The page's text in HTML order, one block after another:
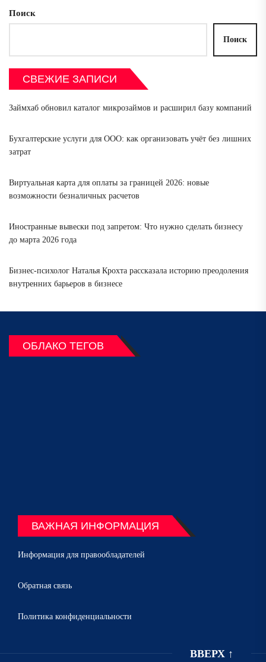
Поиск
Поиск
СВЕЖИЕ ЗАПИСИ
Займхаб обновил каталог микрозаймов и расширил базу компаний
Бухгалтерские услуги для ООО: как организовать учёт без лишних
затрат
Виртуальная карта для оплаты за границей 2026: новые
возможности безналичных расчетов
Иностранные вывески под запретом: Что нужно сделать бизнесу
до марта 2026 года
Бизнес-психолог Наталья Крохта рассказала историю преодоления
внутренних барьеров в бизнесе
ОБЛАКО ТЕГОВ
ВАЖНАЯ ИНФОРМАЦИЯ
Информация для правообладателей
Обратная связь
Политика конфиденциальности
ВВЕРХ ↑